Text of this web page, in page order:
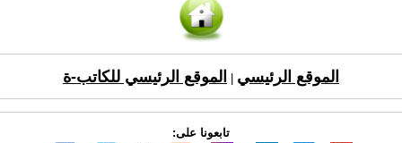
الموقع الرئيسي الموقع الرئيسي للكاتب-ة
تابعونا على: